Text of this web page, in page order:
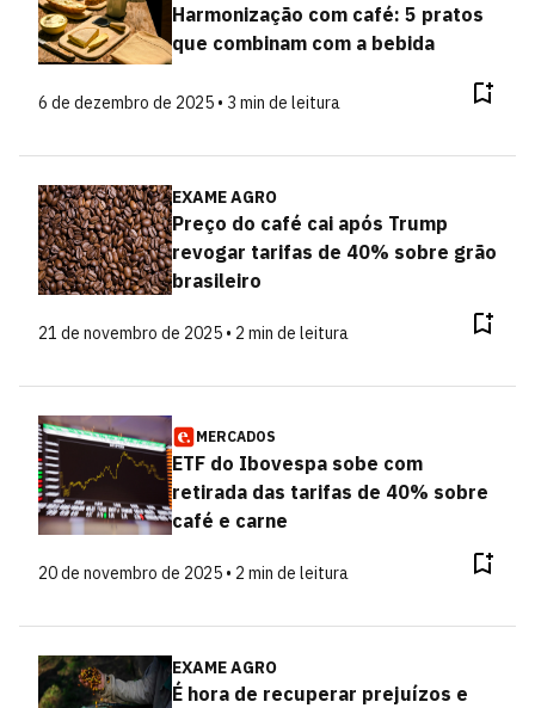
Harmonização com café: 5 pratos
que combinam com a bebida
6 de dezembro de 2025 • 3 min de leitura
EXAME AGRO
Preço do café cai após Trump
revogar tarifas de 40% sobre grão
brasileiro
21 de novembro de 2025 • 2 min de leitura
MERCADOS
ETF do Ibovespa sobe com
retirada das tarifas de 40% sobre
café e carne
20 de novembro de 2025 • 2 min de leitura
EXAME AGRO
É hora de recuperar prejuízos e